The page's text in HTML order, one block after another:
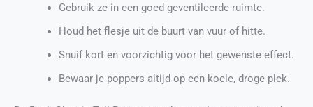
Gebruik ze in een goed geventileerde ruimte.
Houd het flesje uit de buurt van vuur of hitte.
Snuif kort en voorzichtig voor het gewenste effect.
Bewaar je poppers altijd op een koele, droge plek.